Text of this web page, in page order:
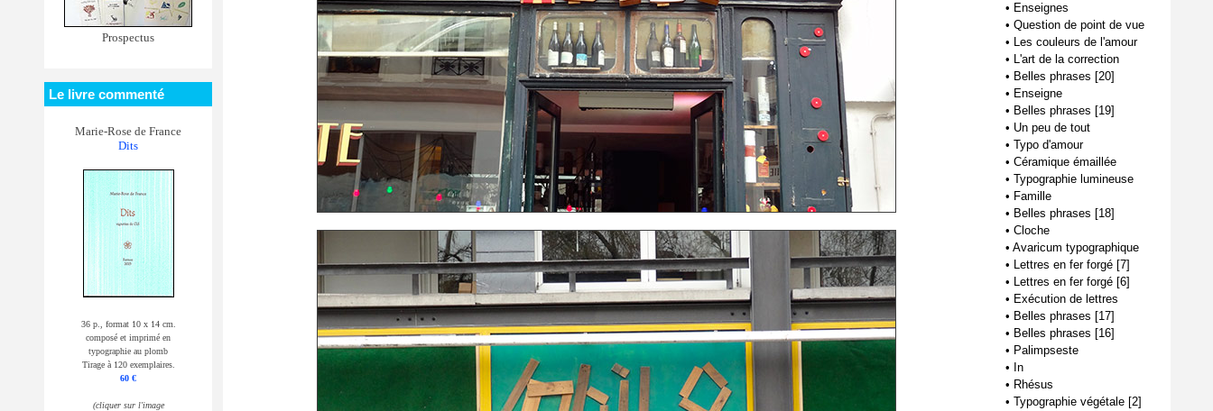
Prospectus
Le livre commenté
Marie-Rose de France
Dits
36 p., format 10 x 14 cm.
composé et imprimé en
typographie au plomb
Tirage à 120 exemplaires.
60 €
(cliquer sur l'image
• Enseignes
• Question de point de vue
• Les couleurs de l'amour
• L'art de la correction
• Belles phrases [20]
• Enseigne
• Belles phrases [19]
• Un peu de tout
• Typo d'amour
• Céramique émaillée
• Typographie lumineuse
• Famille
• Belles phrases [18]
• Cloche
• Avaricum typographique
• Lettres en fer forgé [7]
• Lettres en fer forgé [6]
• Exécution de lettres
• Belles phrases [17]
• Belles phrases [16]
• Palimpseste
• In
• Rhésus
• Typographie végétale [2]